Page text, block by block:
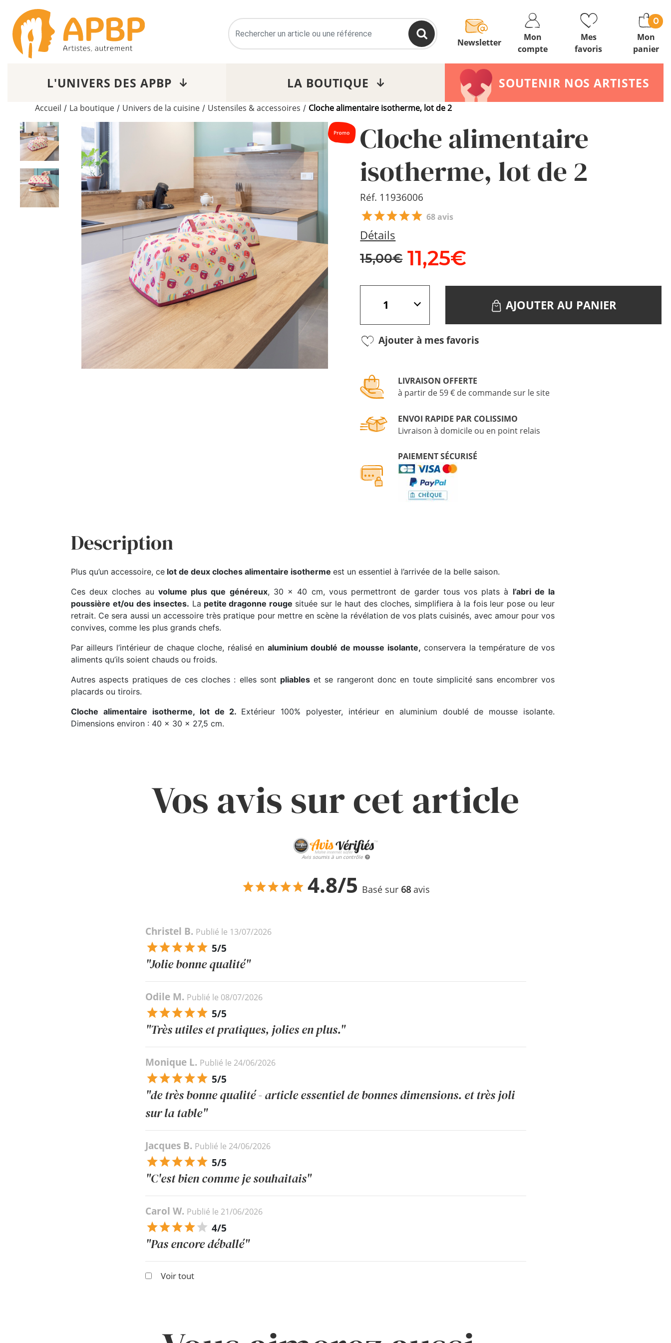
Newsletter
Mon
compte
Mes
favoris
Mon
panier
0
L'UNIVERS DES APBP LA BOUTIQUE SOUTENIR NOS ARTISTES
Accueil / La boutique / Univers de la cuisine / Ustensiles & accessoires / Cloche alimentaire isotherme, lot de 2
Cloche alimentaire
isotherme, lot de 2
Réf. 11936006
68 avis
Détails
15,00€ 11,25€
AJOUTER AU PANIER
Ajouter à mes favoris
LIVRAISON OFFERTE
à partir de 59 € de commande sur le site
ENVOI RAPIDE PAR COLISSIMO
Livraison à domicile ou en point relais
PAIEMENT SÉCURISÉ
Description
Plus qu’un accessoire, ce lot de deux cloches alimentaire isotherme est un essentiel à l’arrivée de la belle saison.
Ces deux cloches au volume plus que généreux, 30 x 40 cm, vous permettront de garder tous vos plats à l’abri de la
poussière et/ou des insectes. La petite dragonne rouge située sur le haut des cloches, simplifiera à la fois leur pose ou leur
retrait. Ce sera aussi un accessoire très pratique pour mettre en scène la révélation de vos plats cuisinés, avec amour pour vos
convives, comme les plus grands chefs.
Par ailleurs l’intérieur de chaque cloche, réalisé en aluminium doublé de mousse isolante, conservera la température de vos
aliments qu’ils soient chauds ou froids.
Autres aspects pratiques de ces cloches : elles sont pliables et se rangeront donc en toute simplicité sans encombrer vos
placards ou tiroirs.
Cloche alimentaire isotherme, lot de 2. Extérieur 100% polyester, intérieur en aluminium doublé de mousse isolante.
Dimensions environ : 40 x 30 x 27,5 cm.
Vos avis sur cet article
Avis soumis à un contrôle
4.8/5 Basé sur 68 avis
Christel B. Publié le 13/07/2026
5/5
"Jolie bonne qualité"
Odile M. Publié le 08/07/2026
5/5
"Très utiles et pratiques, jolies en plus."
Monique L. Publié le 24/06/2026
5/5
"de très bonne qualité - article essentiel de bonnes dimensions. et très joli
sur la table"
Jacques B. Publié le 24/06/2026
5/5
"C'est bien comme je souhaitais"
Carol W. Publié le 21/06/2026
4/5
"Pas encore déballé"
Voir tout